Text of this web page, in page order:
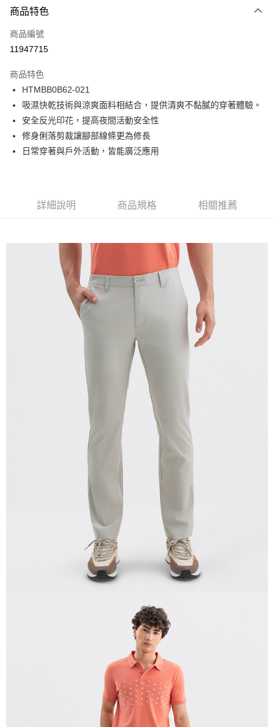
信用卡一次付款
LINE Pay
街口支付
悠遊付
Google Pay
貨到付款
付款後全家取貨
付款後7-11取貨
每筆NT$130，滿NT$1,000(含以上)免運費
商品特色
商品編號
11947715
商品特色
HTMBB0B62-021
吸濕快乾技術與涼爽面料相結合，提供清爽不黏膩的穿著體驗。
安全反光印花，提高夜間活動安全性
修身俐落剪裁讓腳部線條更為修長
日常穿著與戶外活動，皆能廣泛應用
詳細說明 商品規格 相關推薦